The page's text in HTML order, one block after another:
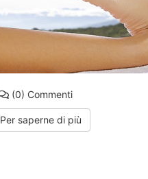
(0) Commenti
Per saperne di più